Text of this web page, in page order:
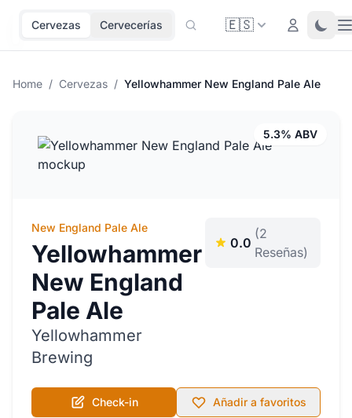
Cervezas Cervecerías 🇪🇸 Login
Home / Cervezas / Yellowhammer New England Pale Ale
5.3% ABV
New England Pale Ale
Yellowhammer
New England
Pale Ale
Yellowhammer
Brewing
0.0
(2
Reseñas)
Check-in Añadir a favoritos